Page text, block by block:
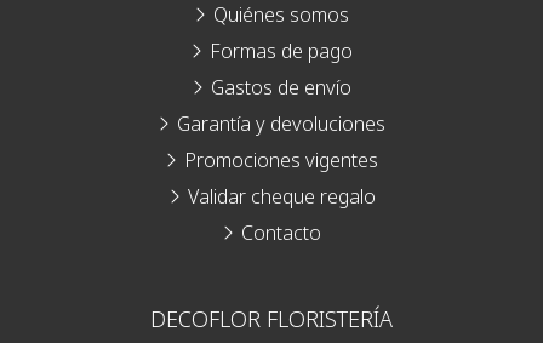
DECOFLOR FLORISTERÍA
Quiénes somos
Formas de pago
Gastos de envío
Garantía y devoluciones
Promociones vigentes
Validar cheque regalo
Contacto